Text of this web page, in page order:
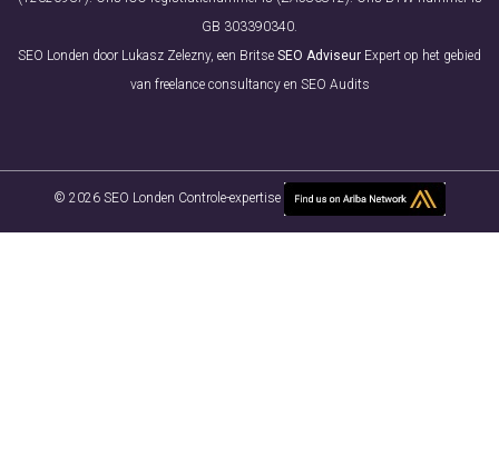
GB 303390340.
SEO Londen door Lukasz Zelezny, een Britse SEO Adviseur Expert op het gebied
van freelance consultancy en SEO Audits
© 2026 SEO Londen Controle-expertise